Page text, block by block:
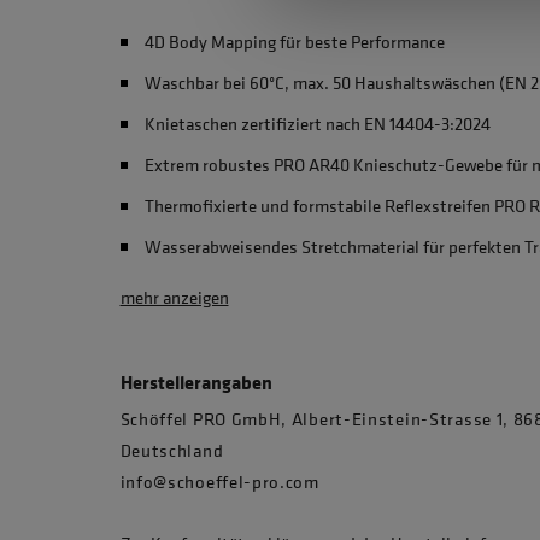
4D Body Mapping für beste Performance
Waschbar bei 60°C, max. 50 Haushaltswäschen (EN
Knietaschen zertifiziert nach EN 14404-3:2024
Extrem robustes PRO AR40 Knieschutz-Gewebe
Thermofixierte und formstabile Reflexstreifen PRO
Wasserabweisendes Stretchmaterial für perfekten
mehr anzeigen
Herstellerangaben
Schöffel PRO GmbH, Albert-Einstein-Strasse 1,
Deutschland
info@schoeffel-pro.com